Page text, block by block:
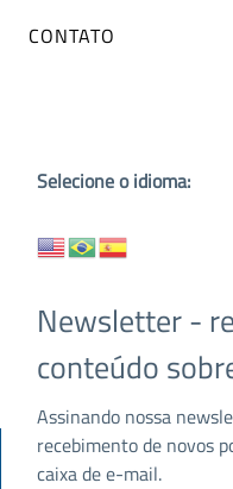
CONTATO
Selecione o idioma:
Newsletter -
conteúdo
Assinando nossa
recebimento de novos
caixa de e-mail.